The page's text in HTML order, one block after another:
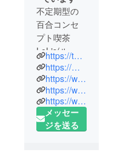
不定期型の
百合コンセ
プト喫茶
LeLis(ル リ
ス)です。
第１回2018
年10月7日に
学園百合を
テーマに
ミッション
https://twitter.com/LeLis_YuriCafe
https://mayurikiss.amebaownd.com/
https://www.pixiv.net/fanbox/creator/38424218
https://www.youtube.com/channel/UCUYvnE0cjXmfy7GpDFon-RQ
https://www.instagram.com/lelis_yuricafe/
メッセー
ジを送る